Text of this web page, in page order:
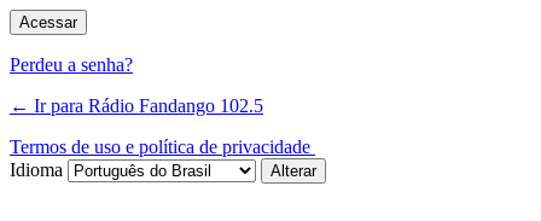
Perdeu a senha?
← Ir para Rádio Fandango 102.5
Termos de uso e política de privacidade
Idioma